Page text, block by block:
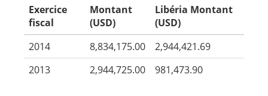
Exercice
fiscal
Montant
(USD)
Libéria Montant
(USD)
2014
8,834,175.00
2,944,421.69
2013
2,944,725.00 981,473.90